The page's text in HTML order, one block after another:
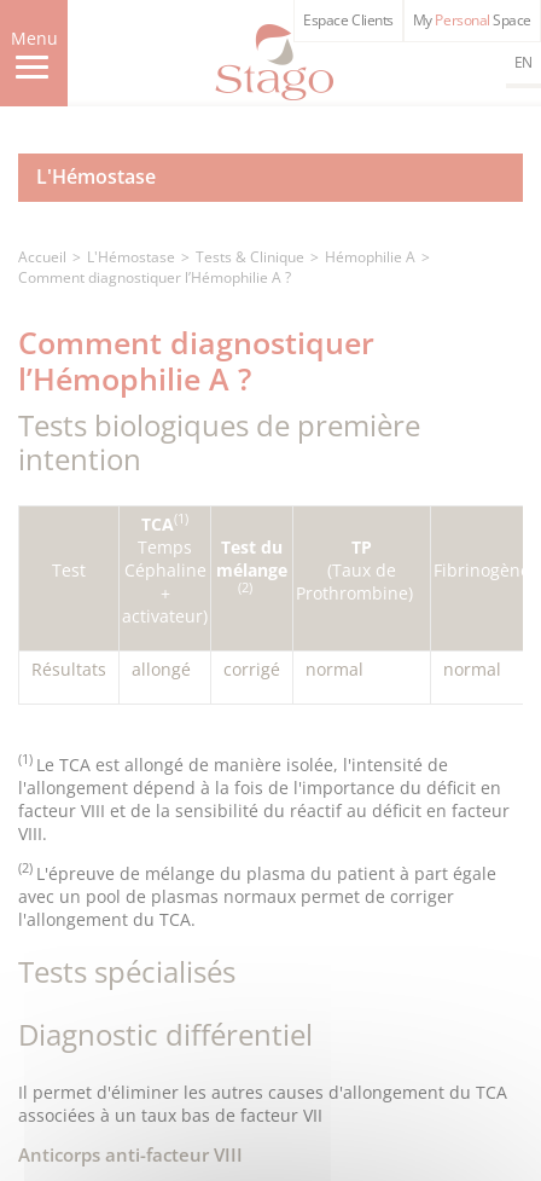
au
contenu
principal
Menu
Espace Clients MyPersonalSpace
EN
L'Hémostase
Accueil L'Hémostase Tests & Clinique
Hémophilie A
Comment diagnostiquer l’Hémophilie A ?
Comment diagnostiquer
l’Hémophilie A ?
Tests biologiques de première
intention
Test
TCA(1)
Temps
Céphaline
+
activateur)
Test du
mélange
(2)
TP
(Taux de
Prothrombine)
Fibrinogène
Résultats allongé corrigé normal normal
(1) Le TCA est allongé de manière isolée, l'intensité de
l'allongement dépend à la fois de l'importance du déficit en
facteur VIII et de la sensibilité du réactif au déficit en facteur
VIII.
(2) L'épreuve de mélange du plasma du patient à part égale
avec un pool de plasmas normaux permet de corriger
l'allongement du TCA.
Tests spécialisés
Diagnostic différentiel
Il permet d'éliminer les autres causes d'allongement du TCA
associées à un taux bas de facteur VII
Anticorps anti-facteur VIII